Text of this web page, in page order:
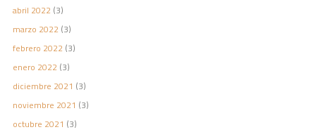
abril 2022 (3)
marzo 2022 (3)
febrero 2022 (3)
enero 2022 (3)
diciembre 2021 (3)
noviembre 2021 (3)
octubre 2021 (3)